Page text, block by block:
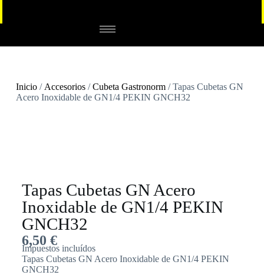
Inicio/ Accesorios/Cubeta Gastronorm/ Tapas Cubetas GN
Acero Inoxidable de GN1/4 PEKIN GNCH32
Tapas Cubetas GN Acero
Inoxidable de GN1/4 PEKIN
GNCH32
6,50 €
Impuestos incluídos
Tapas Cubetas GN Acero Inoxidable de GN1/4 PEKIN
GNCH32